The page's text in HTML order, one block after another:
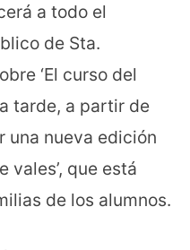
a todo el
de Sta.
‘El curso del
tarde, a partir de
una nueva edición
vales’, que está
de los alumnos.